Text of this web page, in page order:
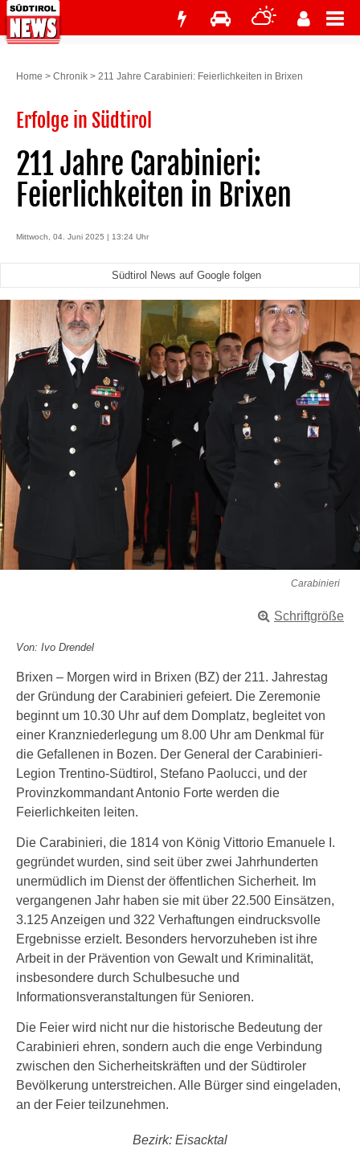
Home > Chronik > 211 Jahre Carabinieri: Feierlichkeiten in Brixen
Erfolge in Südtirol
211 Jahre Carabinieri:
Feierlichkeiten in Brixen
Mittwoch, 04. Juni 2025 | 13:24 Uhr
Südtirol News auf Google folgen
Carabinieri
Schriftgröße
Von: Ivo Drendel
Brixen – Morgen wird in Brixen (BZ) der 211. Jahrestag
der Gründung der Carabinieri gefeiert. Die Zeremonie
beginnt um 10.30 Uhr auf dem Domplatz, begleitet von
einer Kranzniederlegung um 8.00 Uhr am Denkmal für
die Gefallenen in Bozen. Der General der Carabinieri-
Legion Trentino-Südtirol, Stefano Paolucci, und der
Provinzkommandant Antonio Forte werden die
Feierlichkeiten leiten.
Die Carabinieri, die 1814 von König Vittorio Emanuele I.
gegründet wurden, sind seit über zwei Jahrhunderten
unermüdlich im Dienst der öffentlichen Sicherheit. Im
vergangenen Jahr haben sie mit über 22.500 Einsätzen,
3.125 Anzeigen und 322 Verhaftungen eindrucksvolle
Ergebnisse erzielt. Besonders hervorzuheben ist ihre
Arbeit in der Prävention von Gewalt und Kriminalität,
insbesondere durch Schulbesuche und
Informationsveranstaltungen für Senioren.
Die Feier wird nicht nur die historische Bedeutung der
Carabinieri ehren, sondern auch die enge Verbindung
zwischen den Sicherheitskräften und der Südtiroler
Bevölkerung unterstreichen. Alle Bürger sind eingeladen,
an der Feier teilzunehmen.
Bezirk: Eisacktal